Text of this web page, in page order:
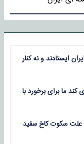
جنگ ۱۲ روزه کنار ایران ایستادند و نه کنار
ما برای برخورد با
/ علت سکوت کاخ سفید